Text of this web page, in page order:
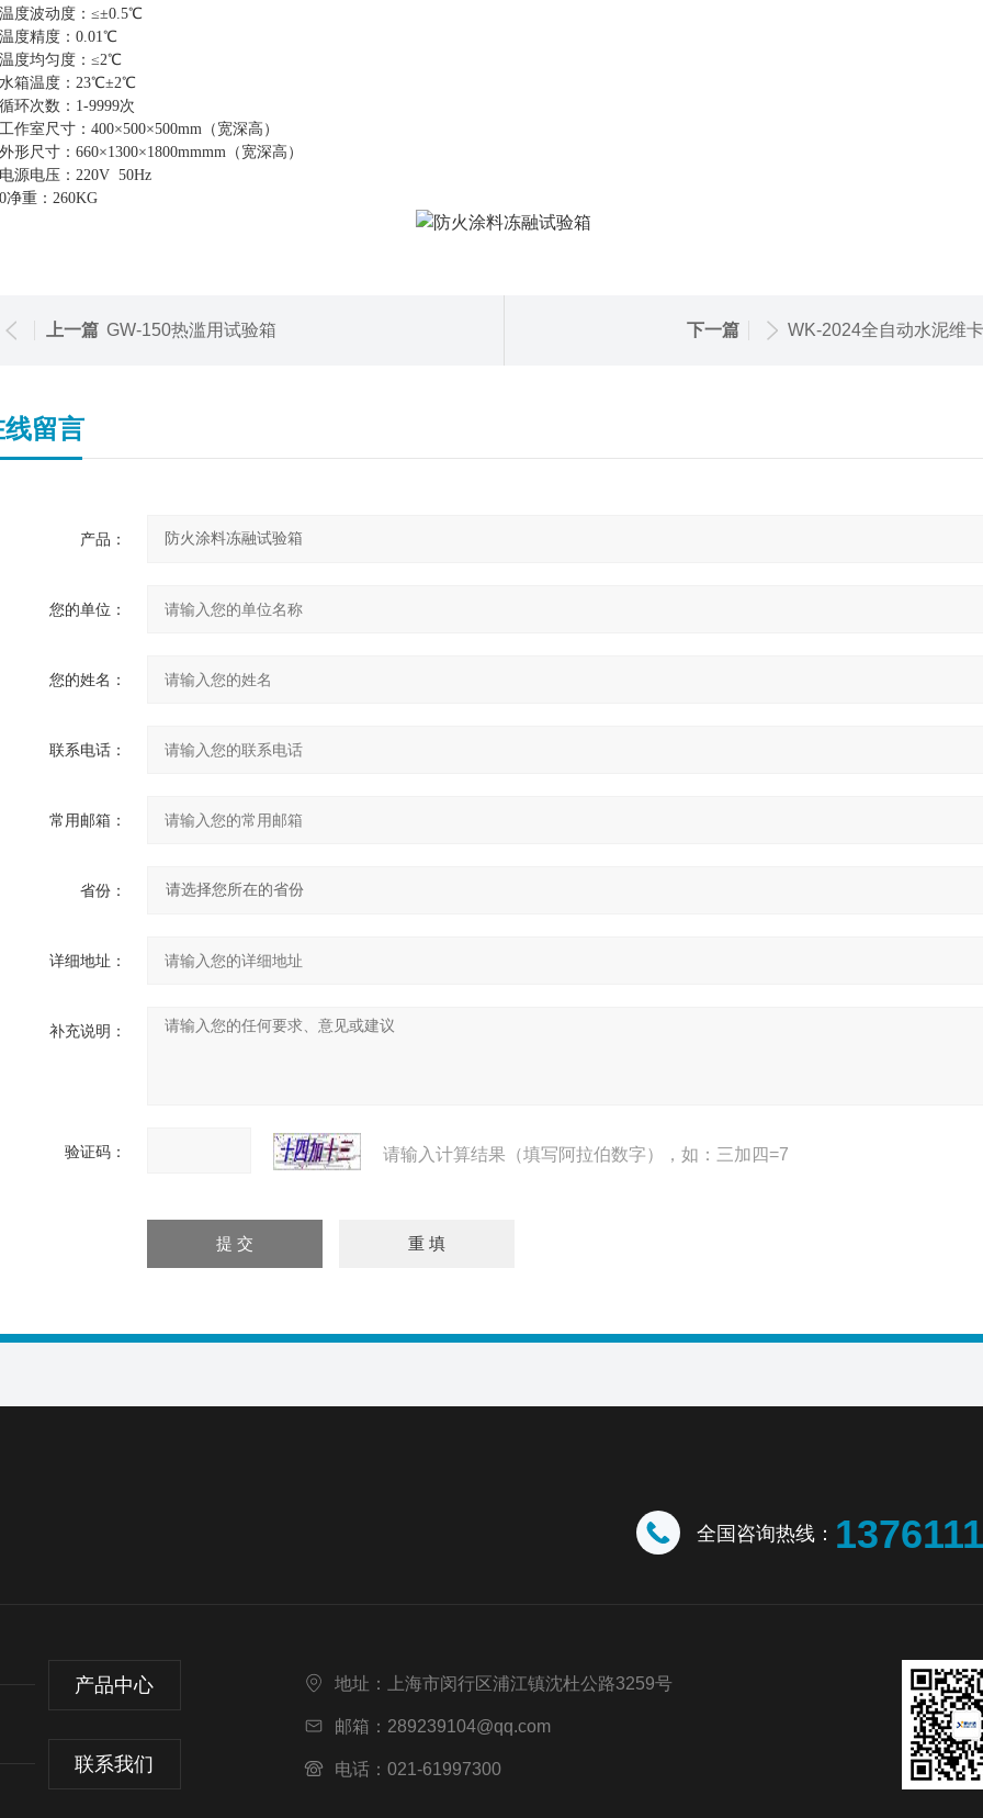
度波动度：≤±0.5℃
度精度：0.01℃
度均匀度：≤2℃
箱温度：23℃±2℃
环次数：1-9999次
作室尺寸：400×500×500mm（宽深高）
形尺寸：660×1300×1800mmmm（宽深高）
源电压：220V 50Hz
净重：260KG
上一篇 GW-150热滥用试验箱 下一篇 WK-2024全自动水泥维
线留言
产品：
您的单位：
您的姓名：
联系电话：
常用邮箱：
省份：
详细地址：
补充说明：
验证码： 请输入计算结果（填写阿拉伯数字），如：三加四=7
全国咨询热线：
产品中心
联系我们
地址：上海市闵行区浦江镇沈杜公路3259号
邮箱：289239104@qq.com
电话：021-61997300